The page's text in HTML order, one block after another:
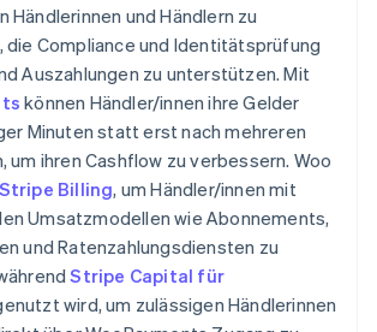
Händlerinnen und Händlern zu
die Compliance und Identitätsprüfung
Auszahlungen zu unterstützen. Mit
können Händler/innen ihre Gelder
Minuten statt erst nach mehreren
um ihren Cashflow zu verbessern. Woo
Stripe Billing, um Händler/innen mit
Umsatzmodellen wie Abonnements,
und Ratenzahlungsdiensten zu
Stripe Capital für
wird, um zulässigen Händlerinnen